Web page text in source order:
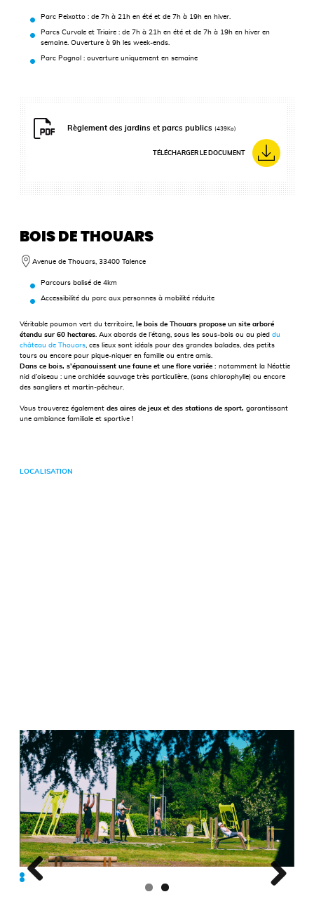
Parc Peixotto : de 7h à 21h en été et de 7h à 19h en hiver.
Parcs Curvale et Triaire : de 7h à 21h en été et de 7h à 19h en hiver en
semaine. Ouverture à 9h les week-ends.
Parc Pagnol : ouverture uniquement en semaine
Règlement des jardins et parcs publics(439Ko)
TÉLÉCHARGER LE DOCUMENT
BOIS DE THOUARS
Avenue de Thouars, 33400 Talence
Parcours balisé de 4km
Accessibilité du parc aux personnes à mobilité réduite
Véritable poumon vert du territoire,
le bois de Thouars propose un site arboré
étendu sur 60 hectares . Aux abords de l’étang, sous les sous-bois ou au pieddu
château de Thouars , ces lieux sont idéals pour des grandes balades, des petits
tours ou encore pour pique-niquer en famille ou entre amis.
Dans ce bois, s’épanouissent une faune et une flore variée :notamment la Néottie
nid d’oiseau : une orchidée sauvage très particulière, (sans chlorophylle) ou encore
des sangliers et martin-pêcheur.
Vous trouverez égalementdes aires de jeux et des stations de sport, garantissant
une ambiance familiale et sportive !
LOCALISATION